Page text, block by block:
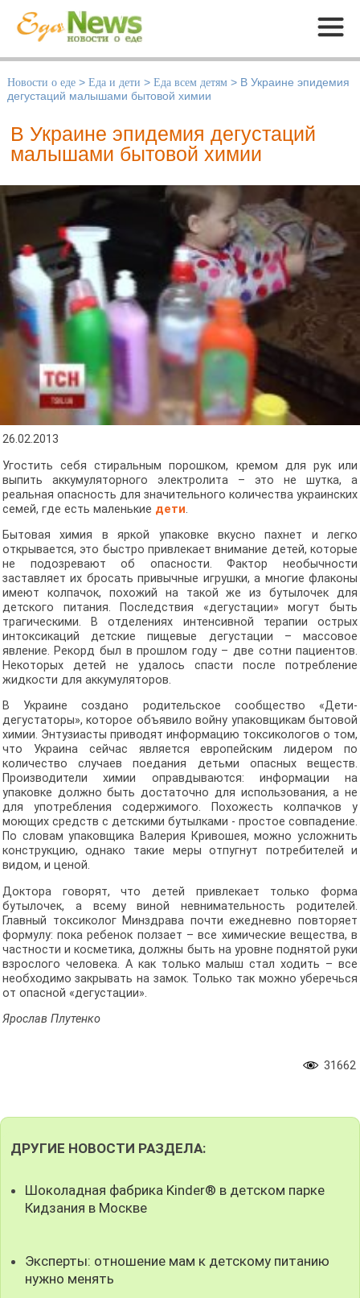
Меню
Новости о еде > Еда и дети > Еда всем детям > В Украине эпидемия
дегустаций малышами бытовой химии
В Украине эпидемия дегустаций
малышами бытовой химии
26.02.2013
Угостить себя стиральным порошком, кремом для рук или
выпить аккумуляторного электролита – это не шутка, а
реальная опасность для значительного количества украинских
семей, где есть маленькие дети.
Бытовая химия в яркой упаковке вкусно пахнет и легко
открывается, это быстро привлекает внимание детей, которые
не подозревают об опасности. Фактор необычности
заставляет их бросать привычные игрушки, а многие флаконы
имеют колпачок, похожий на такой же из бутылочек для
детского питания. Последствия «дегустации» могут быть
трагическими. В отделениях интенсивной терапии острых
интоксикаций детские пищевые дегустации – массовое
явление. Рекорд был в прошлом году – две сотни пациентов.
Некоторых детей не удалось спасти после потребление
жидкости для аккумуляторов.
В Украине создано родительское сообщество «Дети-
дегустаторы», которое объявило войну упаковщикам бытовой
химии. Энтузиасты приводят информацию токсикологов о том,
что Украина сейчас является европейским лидером по
количество случаев поедания детьми опасных веществ.
Производители химии оправдываются: информации на
упаковке должно быть достаточно для использования, а не
для употребления содержимого. Похожесть колпачков у
моющих средств с детскими бутылками - простое совпадение.
По словам упаковщика Валерия Кривошея, можно усложнить
конструкцию, однако такие меры отпугнут потребителей и
видом, и ценой.
Доктора говорят, что детей привлекает только форма
бутылочек, а всему виной невнимательность родителей.
Главный токсиколог Минздрава почти ежедневно повторяет
формулу: пока ребенок ползает – все химические вещества, в
частности и косметика, должны быть на уровне поднятой руки
взрослого человека. А как только малыш стал ходить – все
необходимо закрывать на замок. Только так можно уберечься
от опасной «дегустации».
Ярослав Плутенко
31662
ДРУГИЕ НОВОСТИ РАЗДЕЛА:
Шоколадная фабрика Kinder® в детском парке
Кидзания в Москве
Эксперты: отношение мам к детскому питанию
нужно менять